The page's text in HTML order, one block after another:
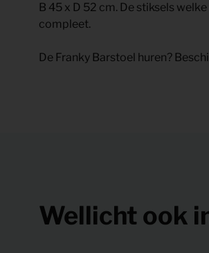
B 45 x D 52 cm. De stiksels
compleet.
De Franky Barstoel huren?
Wellicht ook